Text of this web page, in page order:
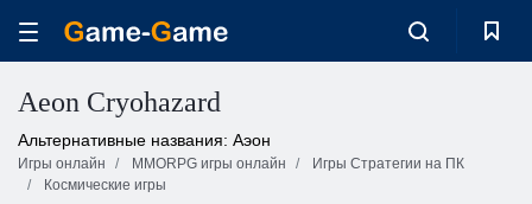
Aeon Cryohazard
Альтернативные названия: Аэон
Игры онлайн MMORPG игры онлайн
Игры Стратегии на ПК
Космические игры